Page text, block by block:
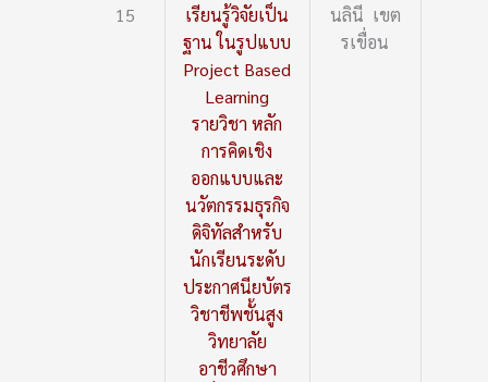
15
เรียนรู้วิจัยเป็น
ฐาน ในรูปแบบ
Project Based
Learning
รายวิชา หลัก
การคิดเชิง
ออกแบบและ
นวัตกรรมธุรกิจ
ดิจิทัลสำหรับ
นักเรียนระดับ
ประกาศนียบัตร
วิชาชีพชั้นสูง
วิทยาลัย
อาชีวศึกษา
นลินี เขต
รเขื่อน